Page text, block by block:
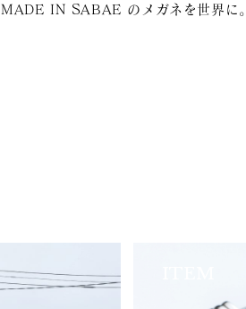
MADE IN SABAE のメガネを世界に。